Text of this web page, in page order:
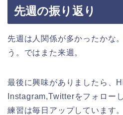
先週の振り返り
先週は人関係が多かったかな
う。ではまた来週。
最後に興味がありましたら、
Instagram,Twitterをフォロー
練習は毎日アップしています。